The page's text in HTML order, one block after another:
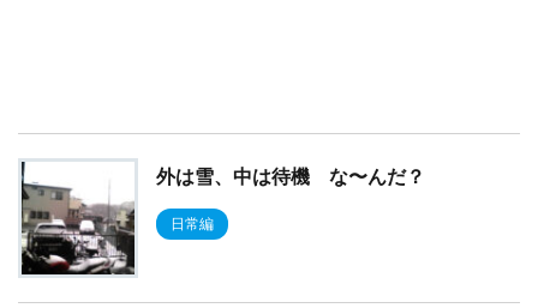
外は雪、中は待機 な〜んだ？
日常編